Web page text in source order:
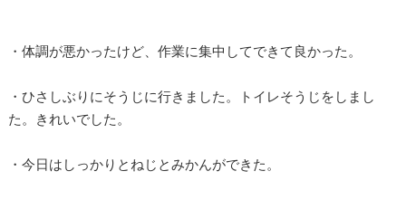
・体調が悪かったけど、作業に集中してできて良かった。
・ひさしぶりにそうじに行きました。トイレそうじをしまし
た。きれいでした。
・今日はしっかりとねじとみかんができた。